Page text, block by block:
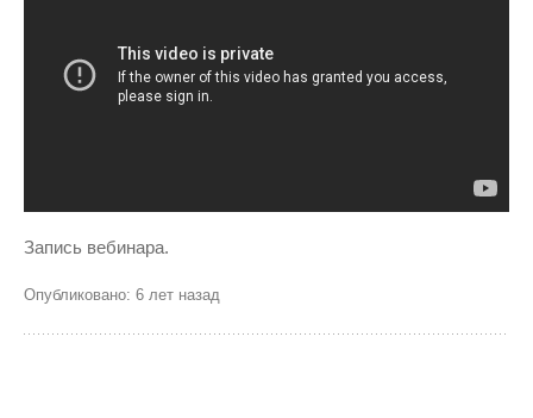
Запись вебинара.
Опубликовано: 6 лет назад